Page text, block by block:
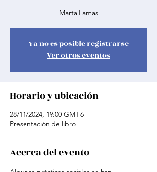
Marta Lamas
Ya no es posible registrarse
Ver otros eventos
Horario y ubicación
28/11/2024, 19:00 GMT-6
Presentación de libro
Acerca del evento